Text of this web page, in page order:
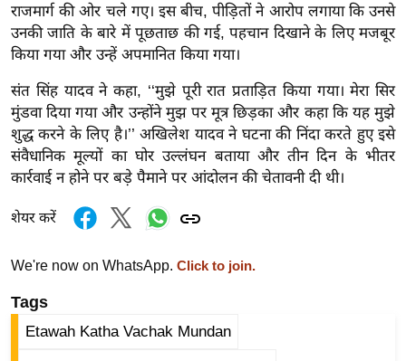
e
w
s
ला
इ
फ
स्टा
इ
क्नॉ
जी
ब्यू
राजमार्ग की ओर चले गए। इस बीच, पीड़ितों ने आरोप लगाया कि उनसे
उनकी जाति के बारे में पूछताछ की गई, पहचान दिखाने के लिए मजबूर
किया गया और उन्हें अपमानित किया गया।
संत सिंह यादव ने कहा, ‘‘मुझे पूरी रात प्रताड़ित किया गया। मेरा सिर
मुंडवा दिया गया और उन्होंने मुझ पर मूत्र छिड़का और कहा कि यह मुझे
शुद्ध करने के लिए है।’’ अखिलेश यादव ने घटना की निंदा करते हुए इसे
संवैधानिक मूल्यों का घोर उल्लंघन बताया और तीन दिन के भीतर
कार्रवाई न होने पर बड़े पैमाने पर आंदोलन की चेतावनी दी थी।
शेयर करें
We're now on WhatsApp. Click to join.
Tags
Etawah Katha Vachak Mundan